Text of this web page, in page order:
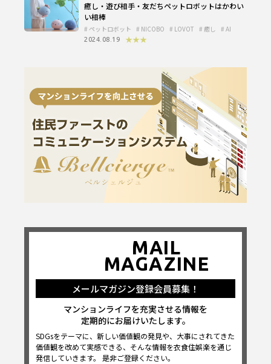
癒し・遊び相手・友だちペットロボットはかわい
い相棒
ペットロボット NICOBO LOVOT 癒し AI
2024.08.19 ★★★
MAIL
MAGAZINE
メールマガジン登録会員募集！
マンションライフを充実させる情報を
定期的にお届けいたします。
SDGsをテーマに、新しい価値観の発見や、大事にされてきた
価値観を改めて実感できる、そんな情報を衣食住娯楽を通じ
発信していきます。 是非ご登録ください。